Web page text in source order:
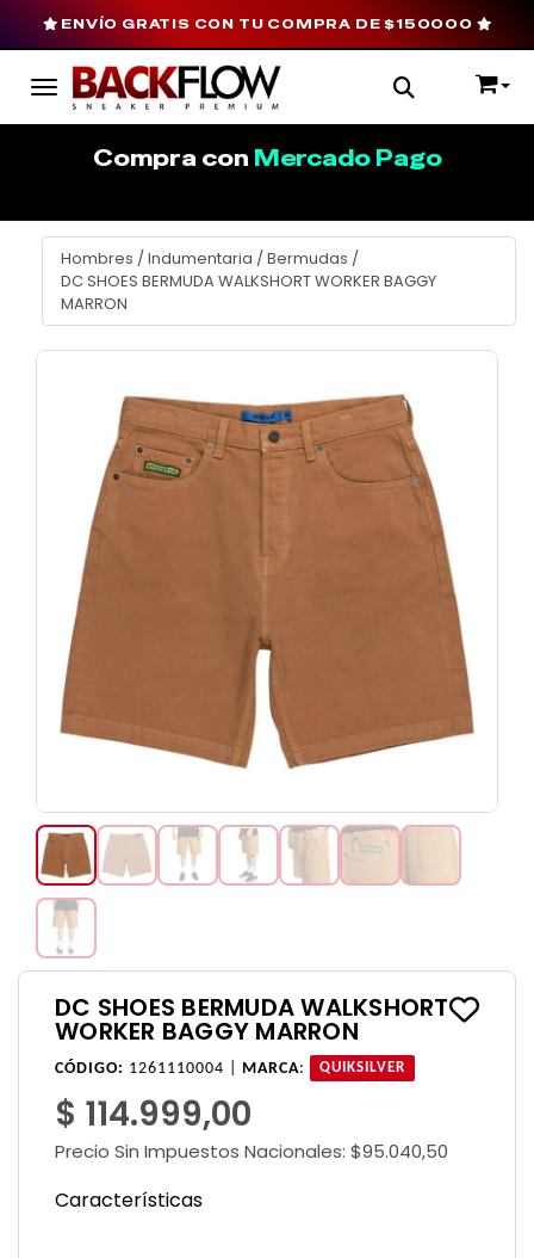
Toggle navigation
ENVÍO GRATIS CON TU COMPRA DE $150000
Compra con Mercado Pago
Hombres / Indumentaria / Bermudas /
DC SHOES BERMUDA WALKSHORT WORKER BAGGY
MARRON
DC SHOES BERMUDA WALKSHORT
WORKER BAGGY MARRON
CÓDIGO: 1261110004 | MARCA: QUIKSILVER
$ 114.999,00
Precio Sin Impuestos Nacionales: $95.040,50
Características